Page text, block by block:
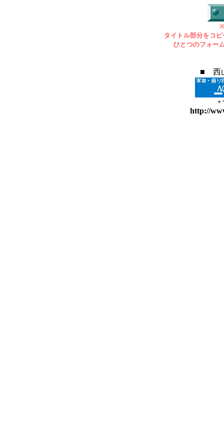
タイトル部分をコ
ひとつのフォー
■ 西
+
http://